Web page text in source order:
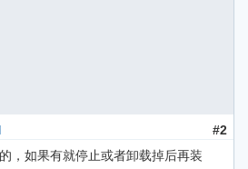
#2
，如果有就停止或者卸载掉后再装